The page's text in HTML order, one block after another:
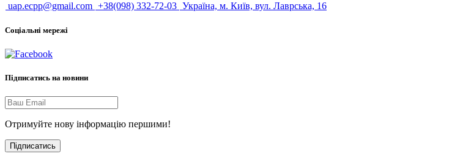
uap.ecpp@gmail.com +38(098) 332-72-03 Україна, м. Київ, вул. Лаврська, 16
Соціальні мережі
Підписатись на новини
Отримуйте нову інформацію першими!
Підписатись